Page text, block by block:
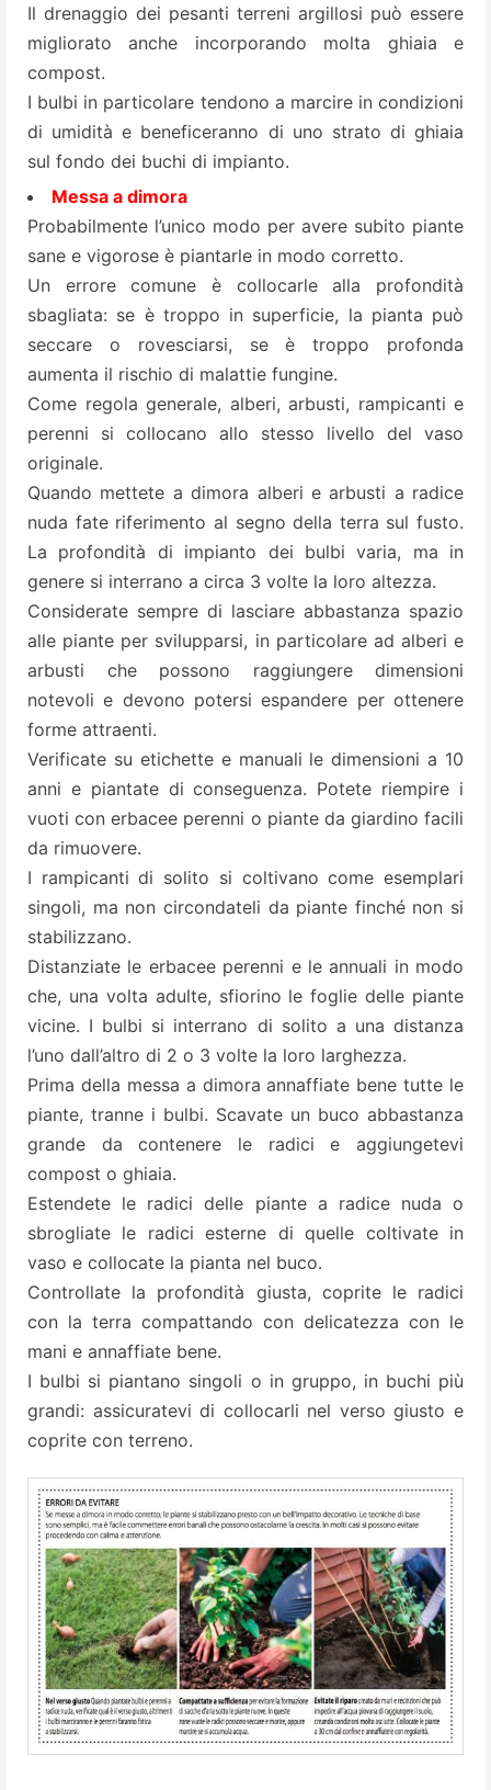
Il drenaggio dei pesanti terreni argillosi può essere
migliorato anche incorporando molta ghiaia e
compost.
I bulbi in particolare tendono a marcire in condizioni
di umidità e beneficeranno di uno strato di ghiaia
sul fondo dei buchi di impianto.
Messa a dimora
Probabilmente l’unico modo per avere subito piante
sane e vigorose è piantarle in modo corretto.
Un errore comune è collocarle alla profondità
sbagliata: se è troppo in superficie, la pianta può
seccare o rovesciarsi, se è troppo profonda
aumenta il rischio di malattie fungine.
Come regola generale, alberi, arbusti, rampicanti e
perenni si collocano allo stesso livello del vaso
originale.
Quando mettete a dimora alberi e arbusti a radice
nuda fate riferimento al segno della terra sul fusto.
La profondità di impianto dei bulbi varia, ma in
genere si interrano a circa 3 volte la loro altezza.
Considerate sempre di lasciare abbastanza spazio
alle piante per svilupparsi, in particolare ad alberi e
arbusti che possono raggiungere dimensioni
notevoli e devono potersi espandere per ottenere
forme attraenti.
Verificate su etichette e manuali le dimensioni a 10
anni e piantate di conseguenza. Potete riempire i
vuoti con erbacee perenni o piante da giardino facili
da rimuovere.
I rampicanti di solito si coltivano come esemplari
singoli, ma non circondateli da piante finché non si
stabilizzano.
Distanziate le erbacee perenni e le annuali in modo
che, una volta adulte, sfiorino le foglie delle piante
vicine. I bulbi si interrano di solito a una distanza
l’uno dall’altro di 2 o 3 volte la loro larghezza.
Prima della messa a dimora annaffiate bene tutte le
piante, tranne i bulbi. Scavate un buco abbastanza
grande da contenere le radici e aggiungetevi
compost o ghiaia.
Estendete le radici delle piante a radice nuda o
sbrogliate le radici esterne di quelle coltivate in
vaso e collocate la pianta nel buco.
Controllate la profondità giusta, coprite le radici
con la terra compattando con delicatezza con le
mani e annaffiate bene.
I bulbi si piantano singoli o in gruppo, in buchi più
grandi: assicuratevi di collocarli nel verso giusto e
coprite con terreno.